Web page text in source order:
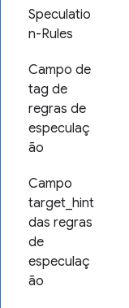
Speculatio
n-Rules
Campo de
tag de
regras de
especulaç
ão
Campo
target_hint
das regras
de
especulaç
ão